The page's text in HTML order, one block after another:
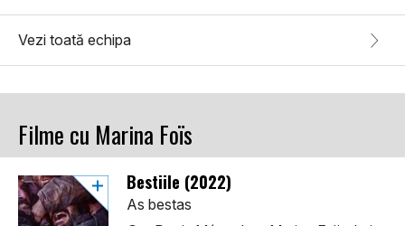
Vezi toată echipa
Filme cu Marina Foïs
Bestiile (2022)
As bestas